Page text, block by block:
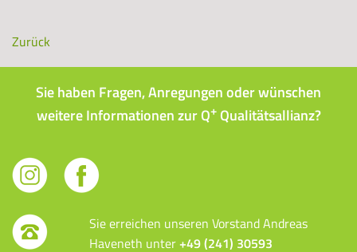
Zurück
Sie haben Fragen, Anregungen oder wünschen
weitere Informationen zur Q+Qualitätsallianz?
Sie erreichen unseren Vorstand Andreas
Haveneth unter+49 (241) 30593